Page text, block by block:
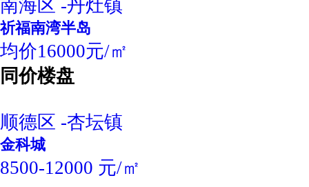
南海区 -丹灶镇
祈福南湾半岛
均价16000元/㎡
同价楼盘
顺德区 -杏坛镇
金科城
8500-12000 元/㎡